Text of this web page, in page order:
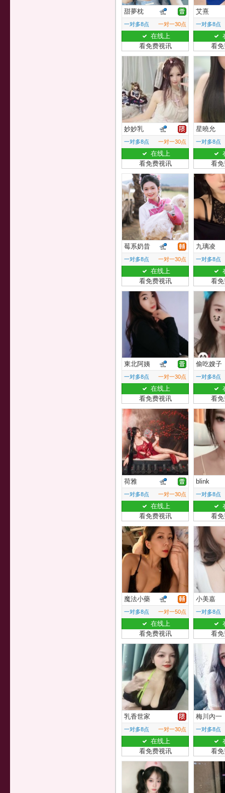
甜夢枕
一对多8点 一对一30点
在线上
看免费视讯
艾熹
一对多8点
看
妙妙乳
一对多8点 一对一30点
在线上
看免费视讯
星曉允
一对多8点
看
莓系奶昔
一对多8点 一对一30点
在线上
看免费视讯
九璃凌
一对多8点
看
東北阿姨
一对多8点 一对一30点
在线上
看免费视讯
偷吃嫂子
一对多8点
看
荷雅
一对多8点 一对一30点
在线上
看免费视讯
blink
一对多8点
看
魔法小藥
一对多8点 一对一50点
在线上
看免费视讯
小美嘉
一对多8点
看
乳香世家
一对多8点 一对一30点
在线上
看免费视讯
梅川內一
一对多8点
看